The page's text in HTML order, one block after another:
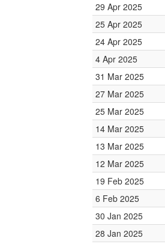
29 Apr 2025
25 Apr 2025
24 Apr 2025
4 Apr 2025
31 Mar 2025
27 Mar 2025
25 Mar 2025
14 Mar 2025
13 Mar 2025
12 Mar 2025
19 Feb 2025
6 Feb 2025
30 Jan 2025
28 Jan 2025